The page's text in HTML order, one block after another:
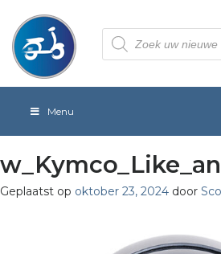
Producten
zoeken
Menu
Geplaatst op oktober 23, 2024 door